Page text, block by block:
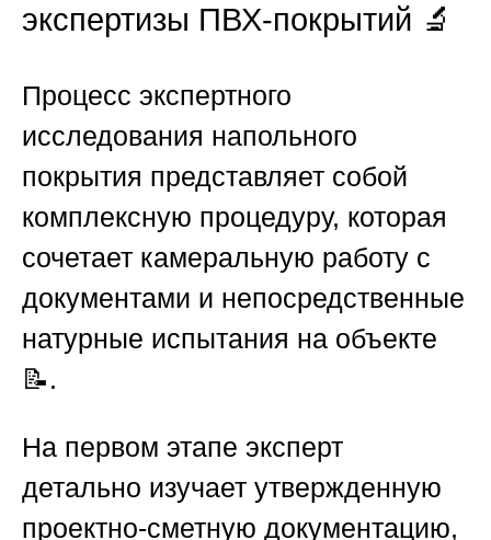
экспертизы ПВХ-покрытий 🔬
Процесс экспертного
исследования напольного
покрытия представляет собой
комплексную процедуру, которая
сочетает камеральную работу с
документами и непосредственные
натурные испытания на объекте
📝.
На первом этапе эксперт
детально изучает утвержденную
проектно-сметную документацию,